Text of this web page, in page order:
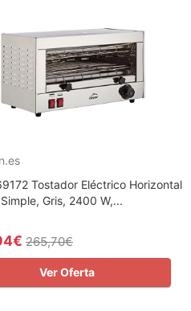
Tostador Eléctrico Horizontal
Gris, 2400 W,...
265,70€
Ver Oferta